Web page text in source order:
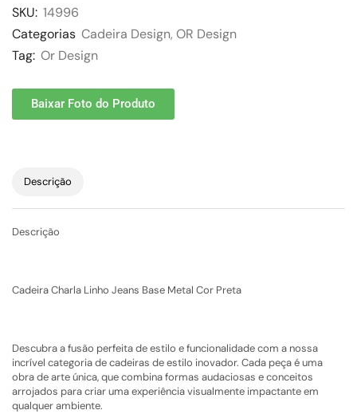
SKU: 14996
Categorias Cadeira Design, OR Design
Tag: Or Design
Baixar Foto do Produto
Descrição
Descrição
Cadeira Charla Linho Jeans Base Metal Cor Preta
Descubra a fusão perfeita de estilo e funcionalidade com a nossa
incrível categoria de cadeiras de estilo inovador. Cada peça é uma
obra de arte única, que combina formas audaciosas e conceitos
arrojados para criar uma experiência visualmente impactante em
qualquer ambiente.